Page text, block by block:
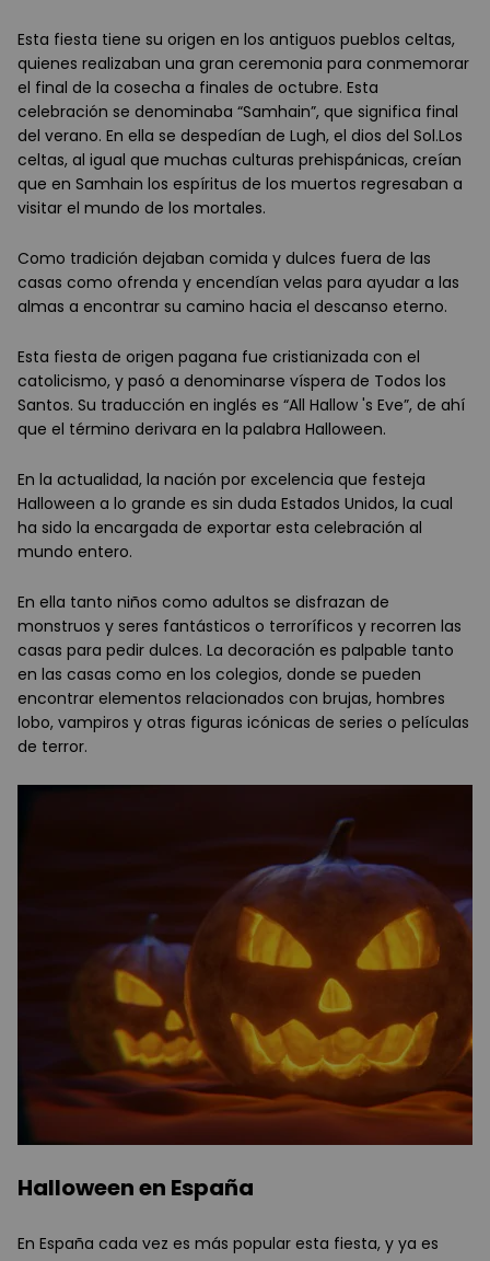
Esta fiesta tiene su origen en los antiguos pueblos celtas,
quienes realizaban una gran ceremonia para conmemorar
el final de la cosecha a finales de octubre. Esta
celebración se denominaba “Samhain”, que significa final
del verano. En ella se despedían de Lugh, el dios del Sol.Los
celtas, al igual que muchas culturas prehispánicas, creían
que en Samhain los espíritus de los muertos regresaban a
visitar el mundo de los mortales.
Como tradición dejaban comida y dulces fuera de las
casas como ofrenda y encendían velas para ayudar a las
almas a encontrar su camino hacia el descanso eterno.
Esta fiesta de origen pagana fue cristianizada con el
catolicismo, y pasó a denominarse víspera de Todos los
Santos. Su traducción en inglés es “All Hallow 's Eve”, de ahí
que el término derivara en la palabra Halloween.
En la actualidad, la nación por excelencia que festeja
Halloween a lo grande es sin duda Estados Unidos, la cual
ha sido la encargada de exportar esta celebración al
mundo entero.
En ella tanto niños como adultos se disfrazan de
monstruos y seres fantásticos o terroríficos y recorren las
casas para pedir dulces. La decoración es palpable tanto
en las casas como en los colegios, donde se pueden
encontrar elementos relacionados con brujas, hombres
lobo, vampiros y otras figuras icónicas de series o películas
de terror.
Halloween en España
En España cada vez es más popular esta fiesta, y ya es